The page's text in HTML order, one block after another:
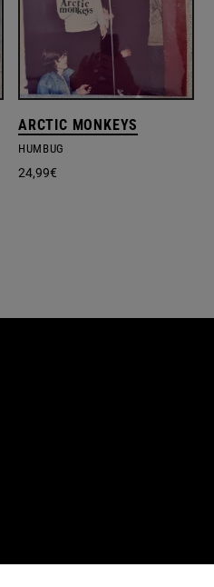
ARCTIC MONKEYS
HUMBUG
24,99€